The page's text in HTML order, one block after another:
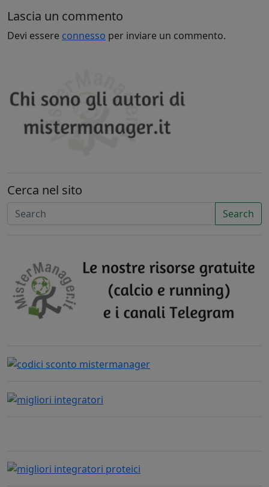
Lascia un commento
Devi essere connesso per inviare un commento.
Cerca nel sito
Search